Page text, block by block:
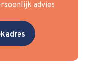
advies